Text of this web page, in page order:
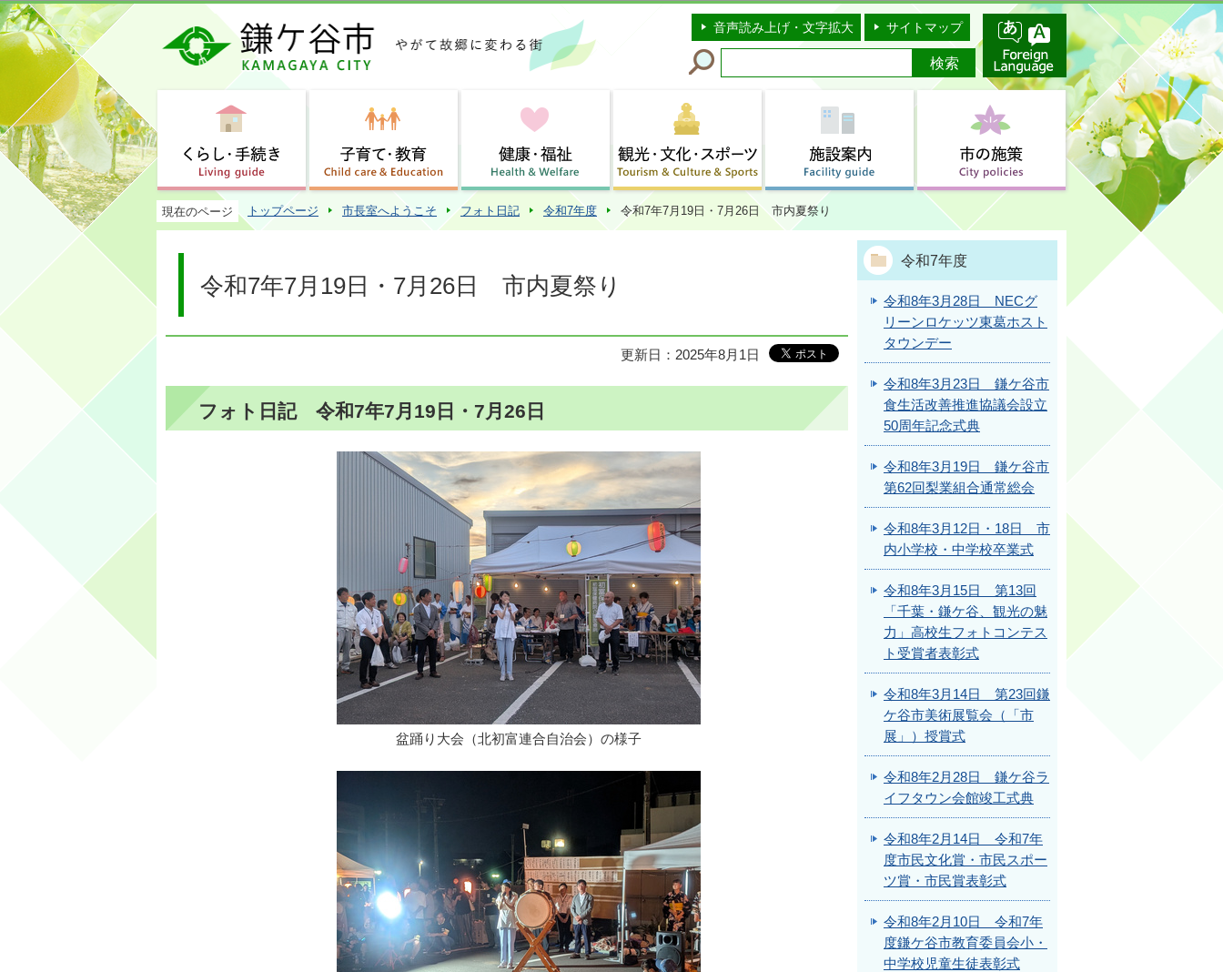
このページの本文へ移動
音声読み上げ・文字拡大 サイトマップ
現在のページ トップページ 市長室へようこそ フォト日記 令和7年度 令和7年7月19日・7月26日 市内夏祭り
令和7年7月19日・7月26日 市内夏祭り
更新日：2025年8月1日
フォト日記 令和7年7月19日・7月26日
盆踊り大会（北初富連合自治会）の様子
令和7年度
令和8年3月28日 NECグ
リーンロケッツ東葛ホスト
タウンデー
令和8年3月23日 鎌ケ谷市
食生活改善推進協議会設立
50周年記念式典
令和8年3月19日 鎌ケ谷市
第62回梨業組合通常総会
令和8年3月12日・18日 市
内小学校・中学校卒業式
令和8年3月15日 第13回
「千葉・鎌ケ谷、観光の魅
力」高校生フォトコンテス
ト受賞者表彰式
令和8年3月14日 第23回鎌
ケ谷市美術展覧会（「市
展」）授賞式
令和8年2月28日 鎌ケ谷ラ
イフタウン会館竣工式典
令和8年2月14日 令和7年
度市民文化賞・市民スポー
ツ賞・市民賞表彰式
令和8年2月10日 令和7年
度鎌ケ谷市教育委員会小・
中学校児童生徒表彰式